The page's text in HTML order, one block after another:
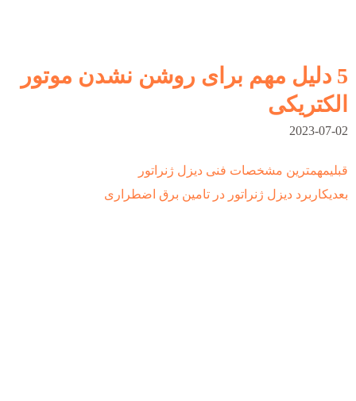
5 دلیل مهم برای روشن نشدن موتور
الکتریکی
2023-07-02
قبلی
قبلیمهمترین مشخصات فنی دیزل ژنراتور
بعدیکاربرد دیزل ژنراتور در تامین برق اضطراری